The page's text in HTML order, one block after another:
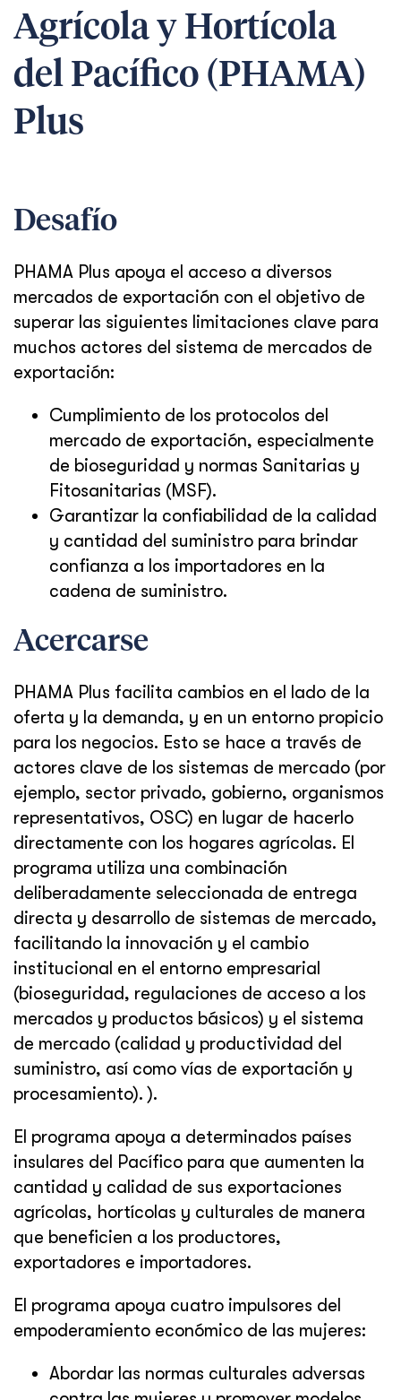
Agrícola y Hortícola
del Pacífico (PHAMA)
Plus
Desafío
PHAMA Plus apoya el acceso a diversos
mercados de exportación con el objetivo de
superar las siguientes limitaciones clave para
muchos actores del sistema de mercados de
exportación:
Cumplimiento de los protocolos del
mercado de exportación, especialmente
de bioseguridad y normas Sanitarias y
Fitosanitarias (MSF).
Garantizar la confiabilidad de la calidad
y cantidad del suministro para brindar
confianza a los importadores en la
cadena de suministro.
Acercarse
PHAMA Plus facilita cambios en el lado de la
oferta y la demanda, y en un entorno propicio
para los negocios. Esto se hace a través de
actores clave de los sistemas de mercado (por
ejemplo, sector privado, gobierno, organismos
representativos, OSC) en lugar de hacerlo
directamente con los hogares agrícolas. El
programa utiliza una combinación
deliberadamente seleccionada de entrega
directa y desarrollo de sistemas de mercado,
facilitando la innovación y el cambio
institucional en el entorno empresarial
(bioseguridad, regulaciones de acceso a los
mercados y productos básicos) y el sistema
de mercado (calidad y productividad del
suministro, así como vías de exportación y
procesamiento). ).
El programa apoya a determinados países
insulares del Pacífico para que aumenten la
cantidad y calidad de sus exportaciones
agrícolas, hortícolas y culturales de manera
que beneficien a los productores,
exportadores e importadores.
El programa apoya cuatro impulsores del
empoderamiento económico de las mujeres:
Abordar las normas culturales adversas